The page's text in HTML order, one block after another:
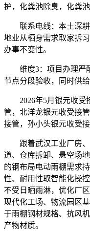
护，化粪池除臭，化粪
联系电线：本土深耕
地业从栖身需求取家拆
办事不变性。
维度3：项目办理严
节点分段验收，同时供
2026年5月银元收受
管，北洋龙银元收受接
接管，孙小头银元收受接
跟着武汉工业厂房、
道、仓库拆卸、悬空场
的钢布局电动雨棚需求
性、耐用性取智能化操
不受日晒雨淋，优化厂
现代化工场、物流园区
于雨棚钢材规格、抗风
产物材质。